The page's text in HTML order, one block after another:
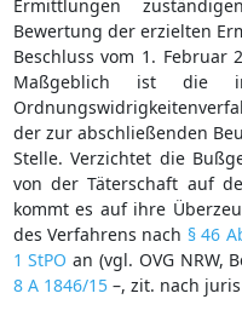
Ermittlungen
Bewertung der erzielten
Beschluss vom 1. Februar
Maßgeblich ist die
der zur abschließenden
Stelle. Verzichtet die
von der Täterschaft auf
kommt es auf ihre
des Verfahrens nach § 46
1 StPO an (vgl. OVG NRW,
8 A 1846/15–, zit. nach juris